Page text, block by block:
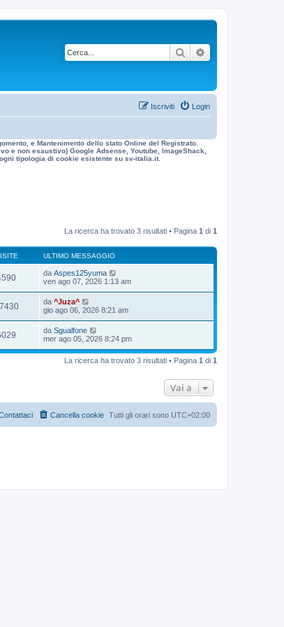
Cerca
Login
Iscriviti
e Mantenimento dello stato Online del Registrato.
e non esaustivo) Google Adsense, Youtube, ImageShack,
tipologia di cookie esistente su sv-italia.it.
La ricerca ha trovato 3 risultati • Pagina 1 di 1
ULTIMO MESSAGGIO
da Aspes125yuma
ven ago 07, 2026 1:13 am
da ^Juza^
gio ago 06, 2026 8:21 am
da Sgualfone
mer ago 05, 2026 8:24 pm
La ricerca ha trovato 3 risultati • Pagina 1 di 1
Vai a
Tutti gli orari sono UTC+02:00
Cancella cookie